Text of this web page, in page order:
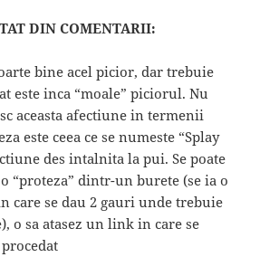
DIN COMENTARII:
bine acel picior, dar trebuie
este inca “moale” piciorul. Nu
aceasta afectiune in termenii
este ceea ce se numeste “Splay
des intalnita la pui. Se poate
“proteza” dintr-un burete (se ia o
care se dau 2 gauri unde trebuie
o sa atasez un link in care se